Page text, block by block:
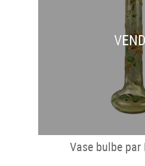
Vase bulbe par